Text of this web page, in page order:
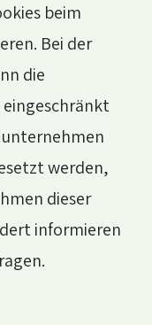
beim
Bei der
die
werden,
dieser
informieren